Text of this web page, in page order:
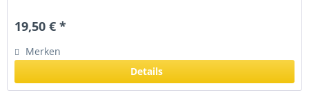
19,50 € *
Merken
Details